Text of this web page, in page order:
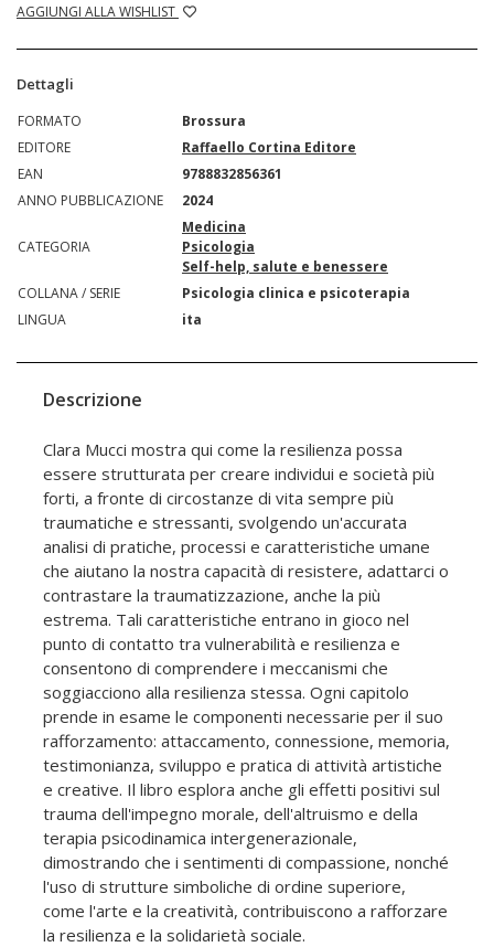
AGGIUNGI ALLA WISHLIST
Dettagli
FORMATO
Brossura
EDITORE
Raffaello Cortina Editore
EAN
9788832856361
ANNO PUBBLICAZIONE
2024
CATEGORIA
Medicina
Psicologia
Self-help, salute e benessere
COLLANA / SERIE
Psicologia clinica e psicoterapia
LINGUA
ita
Descrizione
Clara Mucci mostra qui come la resilienza possa
essere strutturata per creare individui e società più
forti, a fronte di circostanze di vita sempre più
traumatiche e stressanti, svolgendo un'accurata
analisi di pratiche, processi e caratteristiche umane
che aiutano la nostra capacità di resistere, adattarci o
contrastare la traumatizzazione, anche la più
estrema. Tali caratteristiche entrano in gioco nel
punto di contatto tra vulnerabilità e resilienza e
consentono di comprendere i meccanismi che
soggiacciono alla resilienza stessa. Ogni capitolo
prende in esame le componenti necessarie per il suo
rafforzamento: attaccamento, connessione, memoria,
testimonianza, sviluppo e pratica di attività artistiche
e creative. Il libro esplora anche gli effetti positivi sul
trauma dell'impegno morale, dell'altruismo e della
terapia psicodinamica intergenerazionale,
dimostrando che i sentimenti di compassione, nonché
l'uso di strutture simboliche di ordine superiore,
come l'arte e la creatività, contribuiscono a rafforzare
la resilienza e la solidarietà sociale.